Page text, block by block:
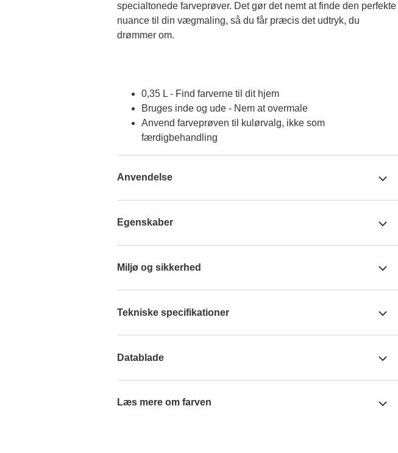
specialtonede farveprøver. Det gør det nemt at finde den perfekte
nuance til din vægmaling, så du får præcis det udtryk, du
drømmer om.
0,35 L - Find farverne til dit hjem
Bruges inde og ude - Nem at overmale
Anvend farveprøven til kulørvalg, ikke som
færdigbehandling
Anvendelse
Egenskaber
Miljø og sikkerhed
Tekniske specifikationer
Datablade
Læs mere om farven